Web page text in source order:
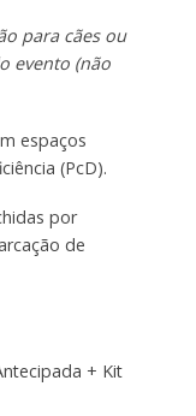
para cães ou
evento (não
espaços
(PcD).
por
de
+ Kit